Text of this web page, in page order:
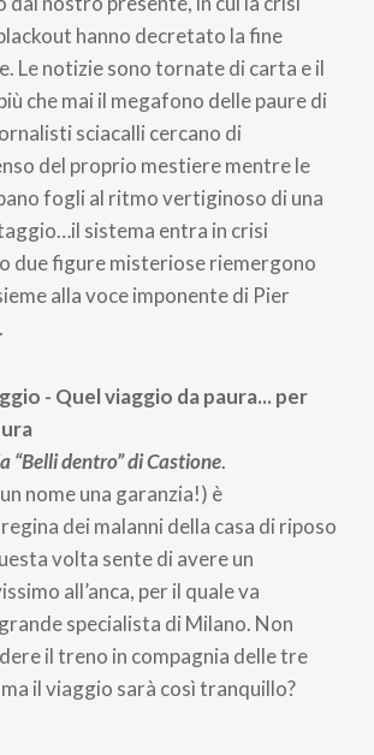
hanno decretato la fine
Le notizie sono tornate di carta e il
che mai il megafono delle paure di
sciacalli cercano di
del proprio mestiere mentre le
fogli al ritmo vertiginoso di una
sistema entra in crisi
due figure misteriose riemergono
alla voce imponente di Pier
- Quel viaggio da paura... per
“Belli dentro” di Castione.
nome una garanzia!) è
dei malanni della casa di riposo
volta sente di avere un
all’anca, per il quale va
specialista di Milano. Non
il treno in compagnia delle tre
il viaggio sarà così tranquillo?